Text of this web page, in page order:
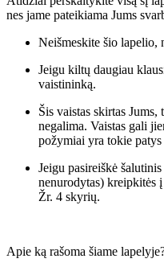
nes jame pateikiama Jums
Neišmeskite šio lapelio,
Jeigu kiltų daugiau
vaistininką.
Šis vaistas skirtas
negalima. Vaistas gali
požymiai yra tokie patys
Jeigu pasireiškė
nenurodytas) kreipkitės
Žr. 4 skyrių.
Apie ką rašoma šiame